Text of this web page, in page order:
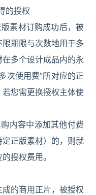
的授权
素材订购成功后，被
期限与次数地用于多
多个设计成品内的永
次使用费”所对应的正
您需更换授权主体使
内容中添加其他付费
正版素材）的，则就
授权费用。
的商用正片，被授权